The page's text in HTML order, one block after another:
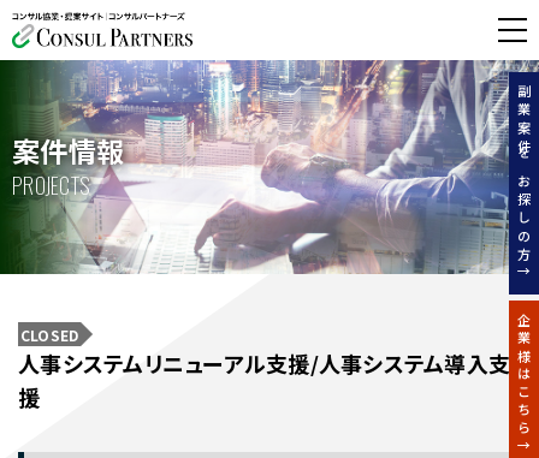
無料相談する
副業案件をお探しの方↑
企業様はこちら↑
案件情報
PROJECTS
CLOSED
人事システムリニューアル支援/人事システム導入支
援